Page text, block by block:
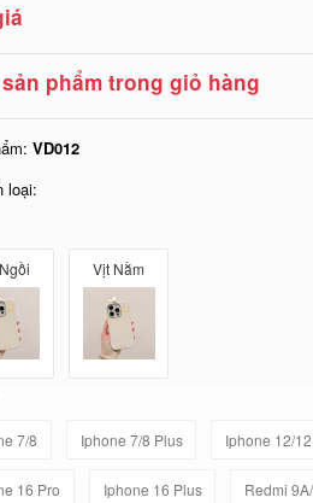
phẩm trong giỏ hàng
VD012
loại:
Vịt Nằm
7/8 Iphone 7/8 Plus Iphone 12/
16 Pro Iphone 16 Plus Redmi